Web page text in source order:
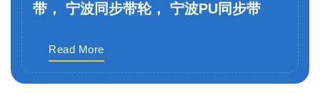
带， 宁波同步带轮， 宁波PU同步带
Read More